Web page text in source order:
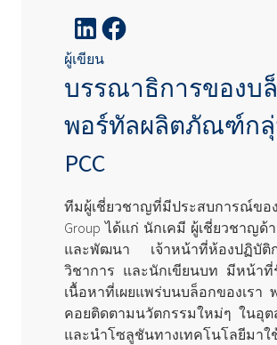
ผู้เขียน
บรรณาธิการของบ
พอร์ทัลผลิตภัณฑ์ก
PCC
ทีมผู้เชี่ยวชาญที่มีประสบการณ์
Group ได้แก่ นักเคมี ผู้เชี่ยวชาญด้
และพัฒนา เจ้าหน้าที่ห้องปฏิบั
วิชาการ และนักเขียนบท มีหน้าที่
เนื้อหาที่เผยแพร่บนบล็อกของเรา
คอยติดตามนวัตกรรมใหม่ๆ ในอุต
และนำโซลูชันทางเทคโนโลยีมาใ